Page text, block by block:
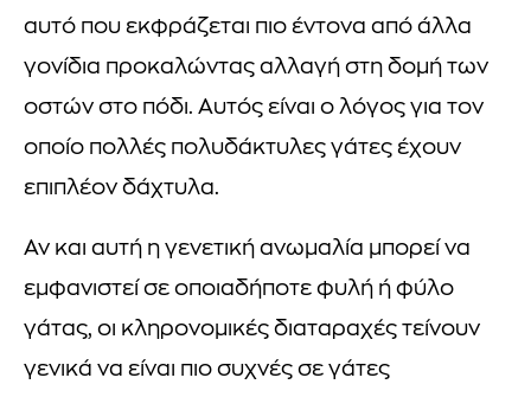
αυτό που εκφράζεται πιο έντονα από άλλα
γονίδια προκαλώντας αλλαγή στη δομή των
οστών στο πόδι. Αυτός είναι ο λόγος για τον
οποίο πολλές πολυδάκτυλες γάτες έχουν
επιπλέον δάχτυλα.
Αν και αυτή η γενετική ανωμαλία μπορεί να
εμφανιστεί σε οποιαδήποτε φυλή ή φύλο
γάτας, οι κληρονομικές διαταραχές τείνουν
γενικά να είναι πιο συχνές σε γάτες